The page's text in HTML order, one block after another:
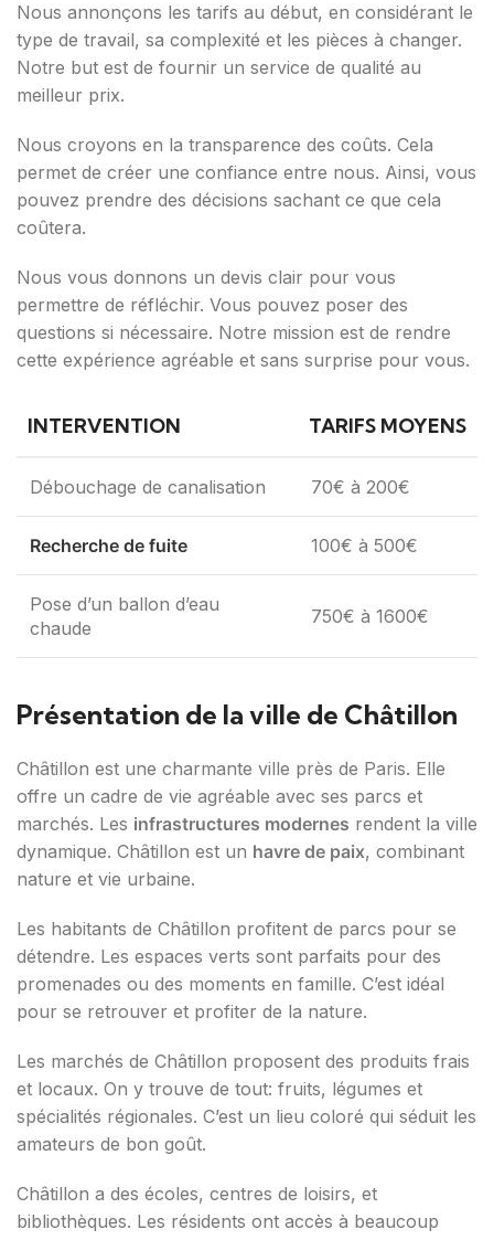
Nous annonçons les tarifs au début, en considérant le
type de travail, sa complexité et les pièces à changer.
Notre but est de fournir un service de qualité au
meilleur prix.
Nous croyons en la transparence des coûts. Cela
permet de créer une confiance entre nous. Ainsi, vous
pouvez prendre des décisions sachant ce que cela
coûtera.
Nous vous donnons un devis clair pour vous
permettre de réfléchir. Vous pouvez poser des
questions si nécessaire. Notre mission est de rendre
cette expérience agréable et sans surprise pour vous.
INTERVENTION TARIFS MOYENS
Débouchage de canalisation 70€ à 200€
Recherche de fuite 100€ à 500€
Pose d’un ballon d’eau
chaude
750€ à 1600€
Présentation de la ville de Châtillon
Châtillon est une charmante ville près de Paris. Elle
offre un cadre de vie agréable avec ses parcs et
marchés. Les infrastructures modernes rendent la ville
dynamique. Châtillon est un havre de paix, combinant
nature et vie urbaine.
Les habitants de Châtillon profitent de parcs pour se
détendre. Les espaces verts sont parfaits pour des
promenades ou des moments en famille. C’est idéal
pour se retrouver et profiter de la nature.
Les marchés de Châtillon proposent des produits frais
et locaux. On y trouve de tout: fruits, légumes et
spécialités régionales. C’est un lieu coloré qui séduit les
amateurs de bon goût.
Châtillon a des écoles, centres de loisirs, et
bibliothèques. Les résidents ont accès à beaucoup